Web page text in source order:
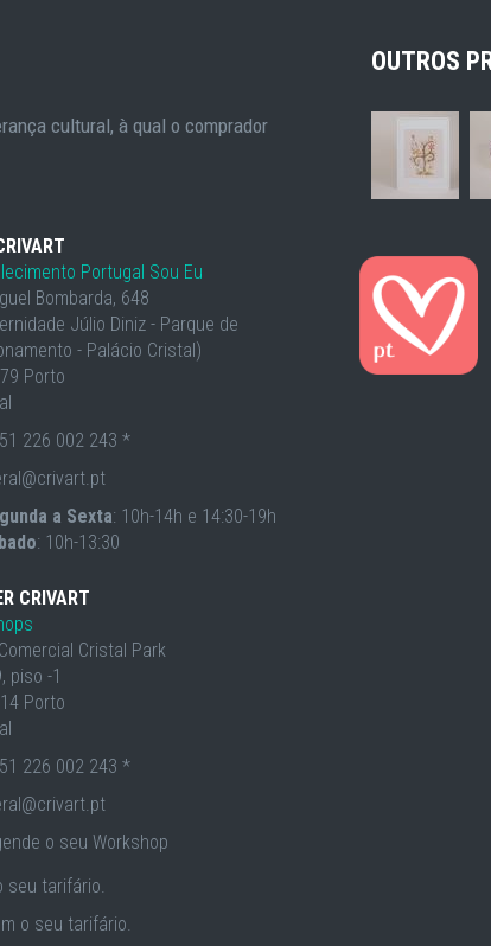
cultural, à qual o comprador
Portugal Sou Eu
Bombarda, 648
Júlio Diniz - Parque de
- Palácio Cristal)
Porto
226 002 243 *
a Sexta: 10h-14h e 14:30-19h
: 10h-13:30
CRIVART
Cristal Park
piso -1
Porto
226 002 243 *
o seu Workshop
OUTROS
seu tarifário.
o seu tarifário.